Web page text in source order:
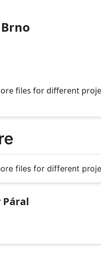
files for different
files for different
Páral